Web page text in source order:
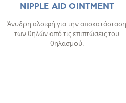
NIPPLE AID OINTMENT
Άνυδρη αλοιφή για την αποκατάσταση
των θηλών από τις επιπτώσεις του
θηλασμού.